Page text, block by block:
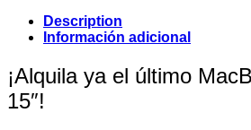
Description
Información adicional
¡Alquila ya el último
15″!